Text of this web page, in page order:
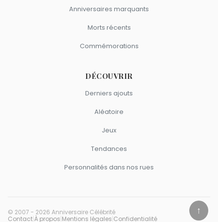
Anniversaires marquants
Morts récents
Commémorations
DÉCOUVRIR
Derniers ajouts
Aléatoire
Jeux
Tendances
Personnalités dans nos rues
© 2007 - 2026 Anniversaire Célébrité
Contact À propos Mentions légales Confidentialité
↑